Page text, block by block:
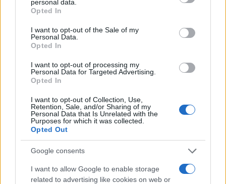
grant or deny consent to Google and its third-party tags to
use your data for below specified purposes in below Google
consent section.
personal data.
Opted In
I want to opt-out of the Sale of my
Personal Data.
Opted In
I want to opt-out of processing my
Personal Data for Targeted Advertising.
Opted In
I want to opt-out of Collection, Use,
Retention, Sale, and/or Sharing of my
Personal Data that Is Unrelated with the
Purposes for which it was collected.
Opted Out
Google consents
I want to allow Google to enable storage
related to advertising like cookies on web or
Περικλής Κονδυλάτος: «Δεν έχω σχολιάσει
ποτέ τα κιλά της κυρίας Μπάρκα»